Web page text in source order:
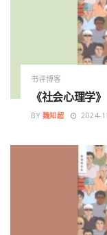
书评博客
《社会心理学
BY 魏知超 2024-